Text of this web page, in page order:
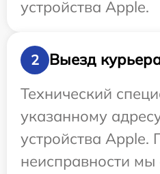
устройства Apple.
2
Выезд
Технический
указанному
устройства Apple.
неисправности мы